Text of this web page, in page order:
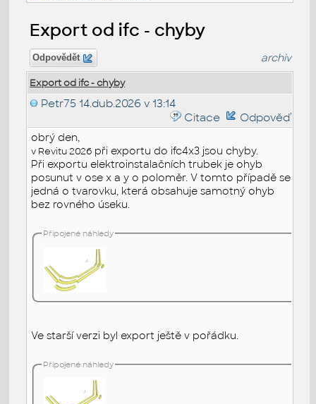
Export od ifc - chyby
Odpovědět archiv
Export od ifc - chyby
Petr75 14.dub.2026 v 13:14
Citace
Odpověď
obrý den,
v Revitu 2026 při exportu do ifc4x3 jsou chyby.
Při exportu elektroinstalačních trubek je ohyb
posunut v ose x a y o poloměr. V tomto případě se
jedná o tvarovku, která obsahuje samotný ohyb
bez rovného úseku.
Připojené náhledy
Ve starší verzi byl export ještě v pořádku.
Připojené náhledy